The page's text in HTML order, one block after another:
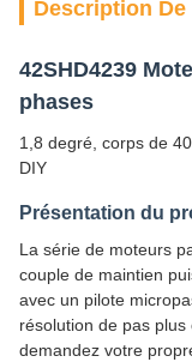
Description
42SHD4239
phases
1,8 degré, corps de
DIY
Présentation du
La série de moteurs
couple de maintien
avec un pilote
résolution de pas
demandez votre